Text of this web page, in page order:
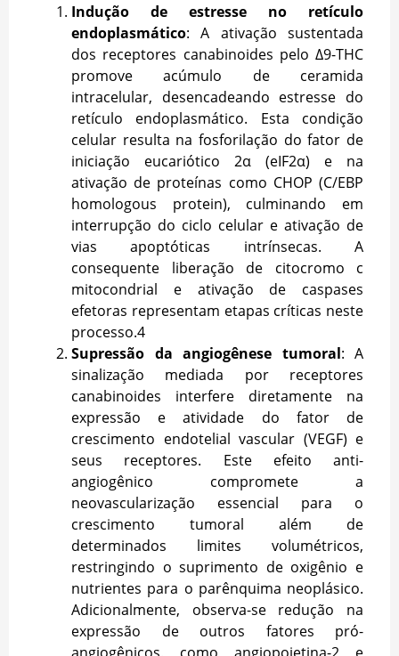
Indução de estresse no retículo
endoplasmático: A ativação sustentada
dos receptores canabinoides pelo Δ9-THC
promove acúmulo de ceramida
intracelular, desencadeando estresse do
retículo endoplasmático. Esta condição
celular resulta na fosforilação do fator de
iniciação eucariótico 2α (eIF2α) e na
ativação de proteínas como CHOP (C/EBP
homologous protein), culminando em
interrupção do ciclo celular e ativação de
vias apoptóticas intrínsecas. A
consequente liberação de citocromo c
mitocondrial e ativação de caspases
efetoras representam etapas críticas neste
processo.4
Supressão da angiogênese tumoral: A
sinalização mediada por receptores
canabinoides interfere diretamente na
expressão e atividade do fator de
crescimento endotelial vascular (VEGF) e
seus receptores. Este efeito anti-
angiogênico compromete a
neovascularização essencial para o
crescimento tumoral além de
determinados limites volumétricos,
restringindo o suprimento de oxigênio e
nutrientes para o parênquima neoplásico.
Adicionalmente, observa-se redução na
expressão de outros fatores pró-